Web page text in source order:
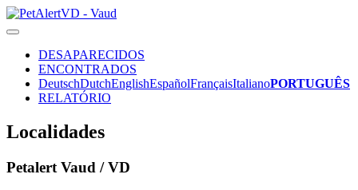
DESAPARECIDOS
ENCONTRADOS
DeutschDutchEnglishEspañolFrançaisItalianoPORTUGUÊS
RELATÓRIO
Localidades
Petalert Vaud / VD